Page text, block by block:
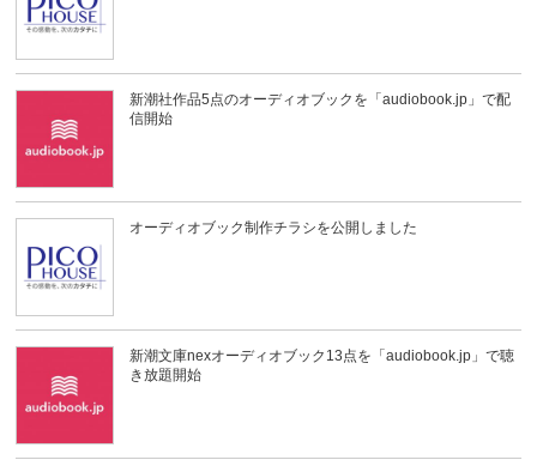
新潮社作品5点のオーディオブックを「audiobook.jp」で配
信開始
オーディオブック制作チラシを公開しました
新潮文庫nexオーディオブック13点を「audiobook.jp」で聴
き放題開始